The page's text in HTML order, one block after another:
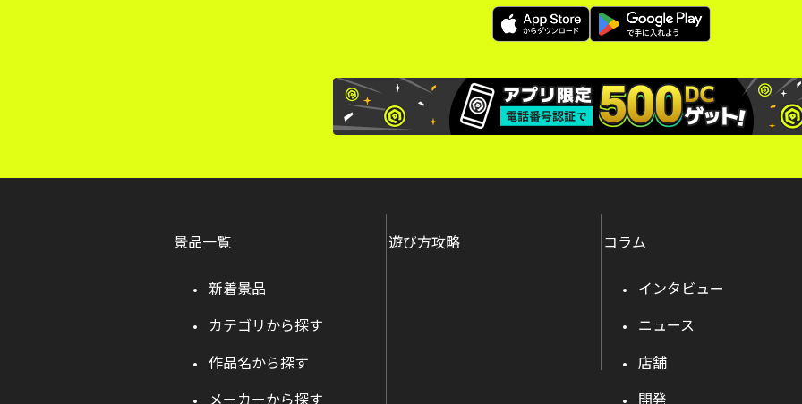
景品一覧
新着景品
カテゴリから探す
作品名から探す
メーカーから探す
遊び方攻略 コラム
インタビュー
ニュース
店舗
開発